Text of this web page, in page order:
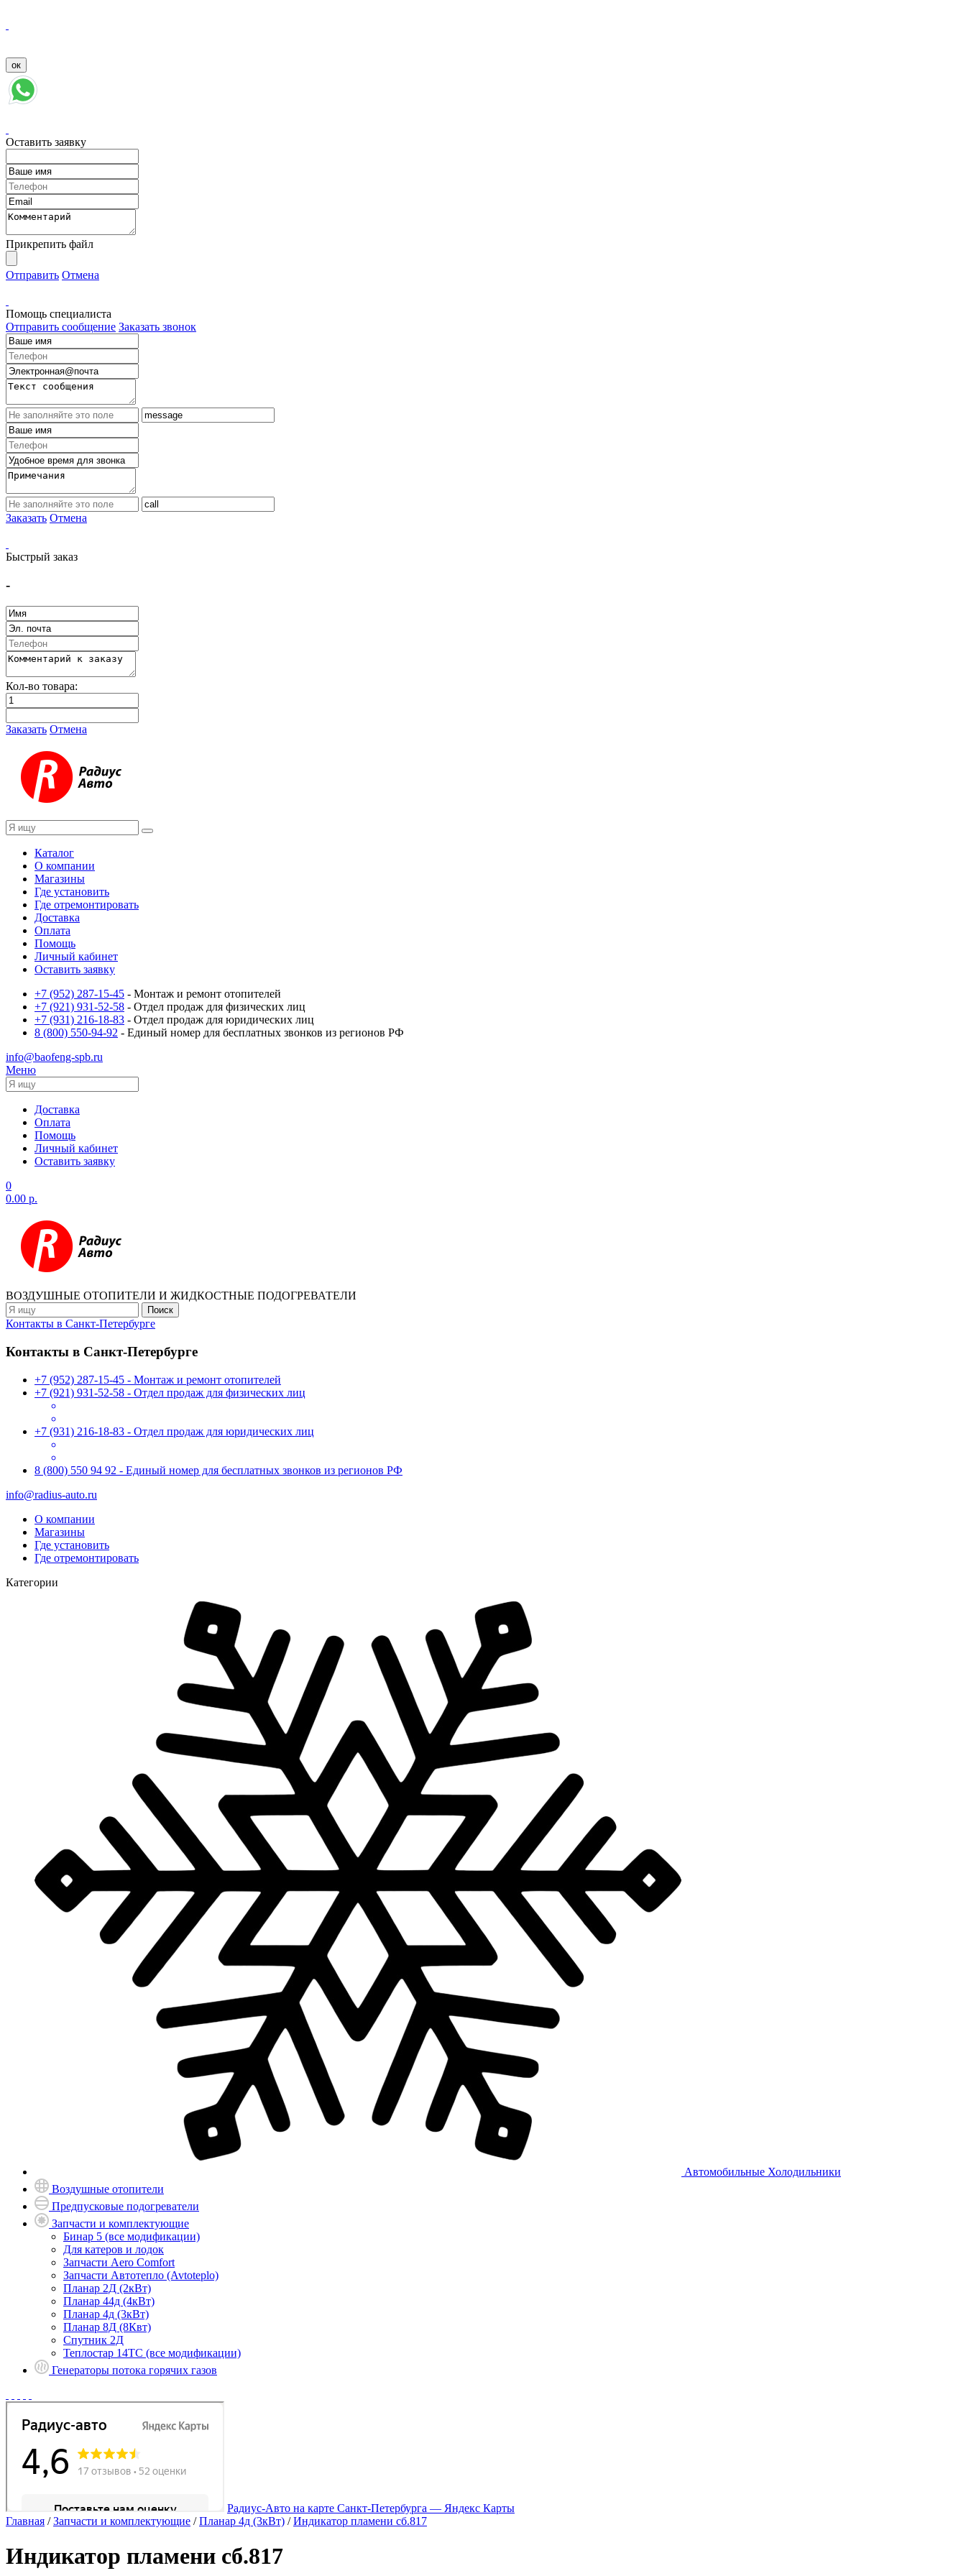
Оставить заявку
Прикрепить файл
Отправить Отмена
Помощь специалиста
Отправить сообщение Заказать звонок
Заказать Отмена
Быстрый заказ
-
Кол-во товара:
Заказать Отмена
Каталог
О компании
Магазины
Где установить
Где отремонтировать
Доставка
Оплата
Помощь
Личный кабинет
Оставить заявку
+7 (952) 287-15-45 - Монтаж и ремонт отопителей
+7 (921) 931-52-58 - Отдел продаж для физических лиц
+7 (931) 216-18-83 - Отдел продаж для юридических лиц
8 (800) 550-94-92 - Единый номер для бесплатных звонков из регионов РФ
info@baofeng-spb.ru
Меню
Доставка
Оплата
Помощь
Личный кабинет
Оставить заявку
0
0.00 р.
ВОЗДУШНЫЕ ОТОПИТЕЛИ И ЖИДКОСТНЫЕ ПОДОГРЕВАТЕЛИ
Контакты в Санкт-Петербурге
Контакты в Санкт-Петербурге
+7 (952) 287-15-45 - Монтаж и ремонт отопителей
+7 (921) 931-52-58 - Отдел продаж для физических лиц
+7 (931) 216-18-83 - Отдел продаж для юридических лиц
8 (800) 550 94 92 - Единый номер для бесплатных звонков из регионов РФ
info@radius-auto.ru
О компании
Магазины
Где установить
Где отремонтировать
Категории
Автомобильные Холодильники
Воздушные отопители
Предпусковые подогреватели
Запчасти и комплектующие
Бинар 5 (все модификации)
Для катеров и лодок
Запчасти Aero Comfort
Запчасти Автотепло (Avtoteplo)
Планар 2Д (2кВт)
Планар 44д (4кВт)
Планар 4д (3кВт)
Планар 8Д (8Квт)
Спутник 2Д
Теплостар 14ТС (все модификации)
Генераторы потока горячих газов
Радиус-Авто на карте Санкт‑Петербурга — Яндекс Карты
Главная /Запчасти и комплектующие /Планар 4д (3кВт) /Индикатор пламени сб.817
Индикатор пламени сб.817